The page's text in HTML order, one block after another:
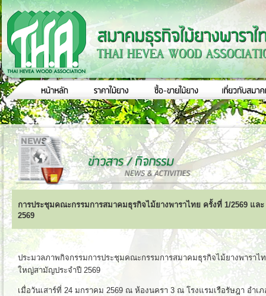
การประชุมคณะกรรมการสมาคมธุรกิจไม้ยางพาราไทย ครั้งที่ 1/2569 แล
2569
ประมวลภาพกิจกรรมการประชุมคณะกรรมการสมาคมธุรกิจไม้ยางพาราไ
ใหญ่สามัญประจำปี 2569
เมื่อวันเสาร์ที่ 24 มกราคม 2569 ณ ห้องนครา 3 ณ โรงแรมเรือรัษฎา อำเ